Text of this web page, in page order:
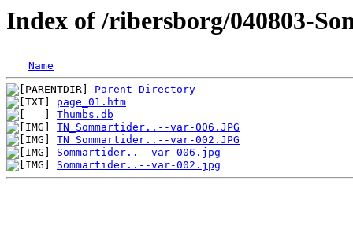
Index of /ribersborg/040803-
Name
Parent Directory
page_01.htm
Thumbs.db
TN_Sommartider..--var-006.JPG
TN_Sommartider..--var-002.JPG
Sommartider..--var-006.jpg
Sommartider..--var-002.jpg